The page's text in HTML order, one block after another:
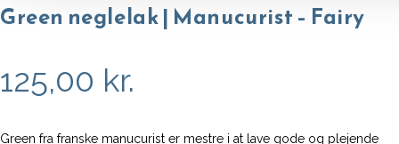
Green neglelak | Manucurist – Fairy
125,00 kr.
Green fra franske manucurist er mestre i at lave gode og plejende